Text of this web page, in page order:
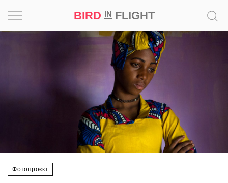
BIRD INFLIGHT
Фотопроєкт